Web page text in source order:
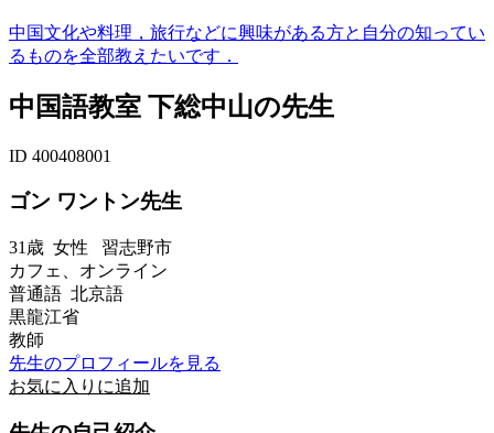
中国文化や料理，旅行などに興味がある方と自分の知ってい
るものを全部教えたいです．
中国語教室 下総中山の先生
ID 400408001
ゴン ワントン先生
31歳 女性 習志野市
カフェ、オンライン
普通語 北京語
黒龍江省
教師
先生のプロフィールを見る
お気に入りに追加